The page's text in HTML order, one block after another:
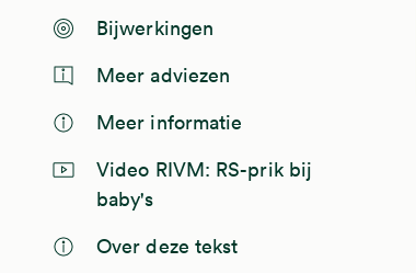
Bijwerkingen
Meer adviezen
Meer informatie
Video RIVM: RS-prik bij
baby's
Over deze tekst